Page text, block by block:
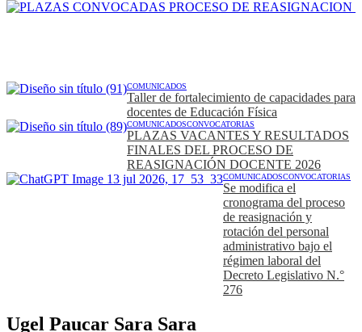
COMUNICADOS
Taller de fortalecimiento de capacidades para
docentes de Educación Física
COMUNICADOSCONVOCATORIAS
PLAZAS VACANTES Y RESULTADOS
FINALES DEL PROCESO DE
REASIGNACIÓN DOCENTE 2026
COMUNICADOSCONVOCATORIAS
Se modifica el
cronograma del proceso
de reasignación y
rotación del personal
administrativo bajo el
régimen laboral del
Decreto Legislativo N.°
276
Ugel Paucar Sara Sara